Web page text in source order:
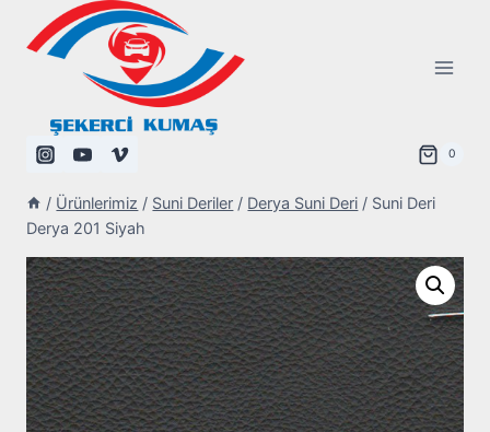
0
/ Ürünlerimiz / Suni Deriler / Derya Suni Deri / Suni Deri
Derya 201 Siyah